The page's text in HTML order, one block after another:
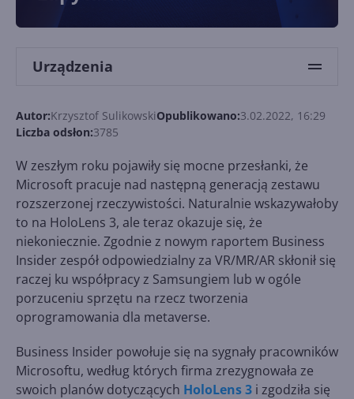
Urządzenia
Autor:Krzysztof SulikowskiOpublikowano:3.02.2022, 16:29
Liczba odsłon:3785
W zeszłym roku pojawiły się mocne przesłanki, że
Microsoft pracuje nad następną generacją zestawu
rozszerzonej rzeczywistości. Naturalnie wskazywałoby
to na HoloLens 3, ale teraz okazuje się, że
niekoniecznie. Zgodnie z nowym raportem Business
Insider zespół odpowiedzialny za VR/MR/AR skłonił się
raczej ku współpracy z Samsungiem lub w ogóle
porzuceniu sprzętu na rzecz tworzenia
oprogramowania dla metaverse.
Business Insider powołuje się na sygnały pracowników
Microsoftu, według których firma zrezygnowała ze
swoich planów dotyczących HoloLens 3 i zgodziła się